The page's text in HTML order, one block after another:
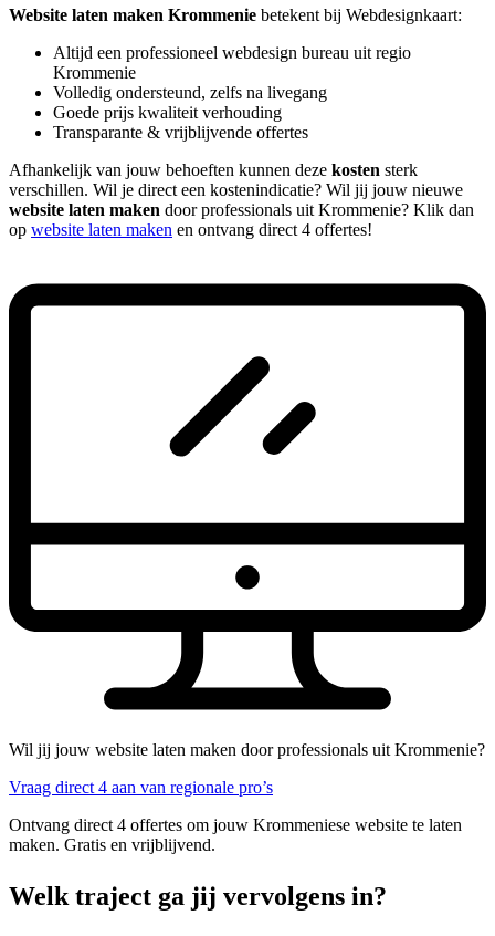
Website laten maken Krommenie betekent bij Webdesignkaart:
Altijd een professioneel webdesign bureau uit regio
Krommenie
Volledig ondersteund, zelfs na livegang
Goede prijs kwaliteit verhouding
Transparante & vrijblijvende offertes
Afhankelijk van jouw behoeften kunnen deze kosten sterk
verschillen. Wil je direct een kostenindicatie? Wil jij jouw nieuwe
website laten maken door professionals uit Krommenie? Klik dan
op website laten maken en ontvang direct 4 offertes!
Wil jij jouw website laten maken door professionals uit Krommenie?
Vraag direct 4 aan van regionale pro’s
Ontvang direct 4 offertes om jouw Krommeniese website te laten
maken. Gratis en vrijblijvend.
Welk traject ga jij vervolgens in?